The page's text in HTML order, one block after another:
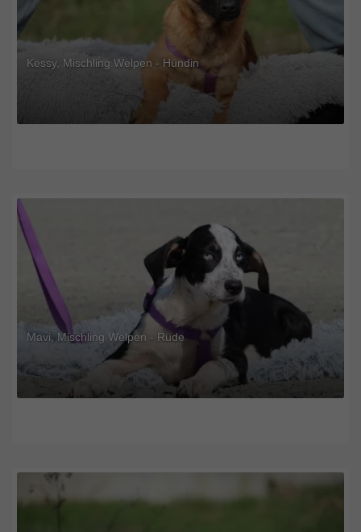
Kessy, Mischling Welpen - Hündin
Mavi, Mischling Welpen - Rüde